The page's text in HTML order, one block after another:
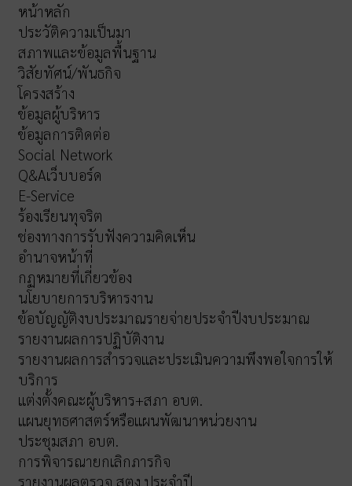
หน้าหลัก
ประวัติความเป็นมา
สภาพและข้อมูลพื้นฐาน
วิสัยทัศน์/พันธกิจ
โครงสร้าง
ข้อมูลผู้บริหาร
ข้อมูลการติดต่อ
Social Network
Q&Aเว็บบอร์ด
E-Service
ร้องเรียนทุจริต
ช่องทางการรับฟังความคิดเห็น
อำนาจหน้าที่
กฏหมายที่เกี่ยวข้อง
นโยบายการบริหารงาน
ข้อบัญญัติงบประมาณรายจ่ายประจำปีงบประมาณ
รายงานผลการปฏิบัติงาน
รายงานผลการสำรวจและประเมินความพึงพอใจการให้
บริการ
แต่งตั้งคณะผู้บริหาร+สภา อบต.
แผนยุทธศาสตร์หรือแผนพัฒนาหน่วยงาน
ประชุมสภา อบต.
การพิจารณายกเลิกภารกิจ
รายงานผลตรวจ สตง.ประจำปี..